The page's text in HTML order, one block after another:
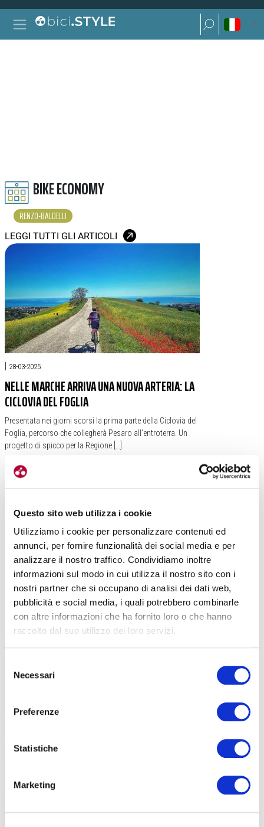
Questo sito web utilizza i cookie
Utilizziamo i cookie per personalizzare contenuti ed
annunci, per fornire funzionalità dei social media e per
analizzare il nostro traffico. Condividiamo inoltre
informazioni sul modo in cui utilizza il nostro sito con i
nostri partner che si occupano di analisi dei dati web,
pubblicità e social media, i quali potrebbero combinarle
con altre informazioni che ha fornito loro o che hanno
raccolto dal suo utilizzo dei loro servizi.
delNecessari
Preferenze
Statistiche
Marketing
Vai al contenuto
Navigazione principale
Ricerca per:
Ricerca per:
BIKE ECONOMY
RENZO-BALDELLI
LEGGI TUTTI GLI ARTICOLI
| 28-03-2025
NELLE MARCHE ARRIVA UNA NUOVA ARTERIA: LA
CICLOVIA DEL FOGLIA
Presentata nei giorni scorsi la prima parte della Ciclovia del
Foglia, percorso che collegherà Pesaro all’entroterra. Un
progetto di spicco per la Regione […]
#CICLOVIA DEL FOGLIA
#RENZO BALDELLI
TUTTE LE CATEGORIE DEL MAGAZINE